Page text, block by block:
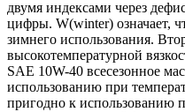
двумя индексами через
цифры. W(winter) означает,
зимнего использования.
высокотемпературной
SAE 10W-40 всесезонное
использованию при
пригодно к использованию